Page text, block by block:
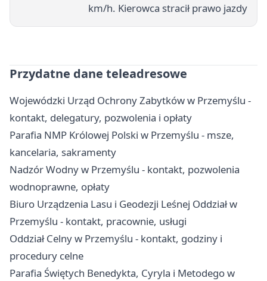
km/h. Kierowca stracił prawo jazdy
Przydatne dane teleadresowe
Wojewódzki Urząd Ochrony Zabytków w Przemyślu -
kontakt, delegatury, pozwolenia i opłaty
Parafia NMP Królowej Polski w Przemyślu - msze,
kancelaria, sakramenty
Nadzór Wodny w Przemyślu - kontakt, pozwolenia
wodnoprawne, opłaty
Biuro Urządzenia Lasu i Geodezji Leśnej Oddział w
Przemyślu - kontakt, pracownie, usługi
Oddział Celny w Przemyślu - kontakt, godziny i
procedury celne
Parafia Świętych Benedykta, Cyryla i Metodego w